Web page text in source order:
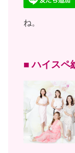
ね。
■ ハイスペ